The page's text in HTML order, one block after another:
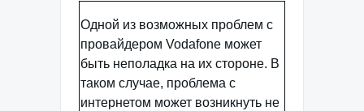
Одной из возможных проблем с
провайдером Vodafone может
быть неполадка на их стороне. В
таком случае, проблема с
интернетом может возникнуть не